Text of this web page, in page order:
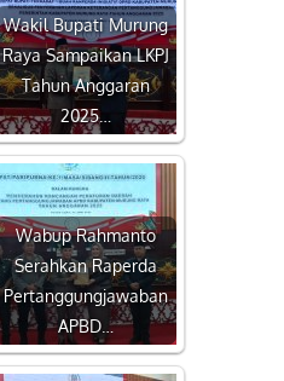
Wakil Bupati Murung
Raya Sampaikan LKPJ
Tahun Anggaran
2025…
Wabup Rahmanto
Serahkan Raperda
Pertanggungjawaban
APBD…